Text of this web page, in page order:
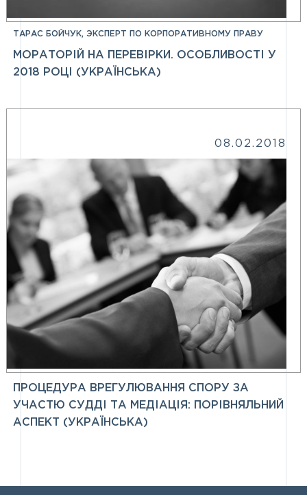
ТАРАС БОЙЧУК, ЭКСПЕРТ ПО КОРПОРАТИВНОМУ ПРАВУ
МОРАТОРІЙ НА ПЕРЕВІРКИ. ОСОБЛИВОСТІ У
2018 РОЦІ (УКРАЇНСЬКА)
08.02.2018
ПРОЦЕДУРА ВРЕГУЛЮВАННЯ СПОРУ ЗА
УЧАСТЮ СУДДІ ТА МЕДІАЦІЯ: ПОРІВНЯЛЬНИЙ
АСПЕКТ (УКРАЇНСЬКА)